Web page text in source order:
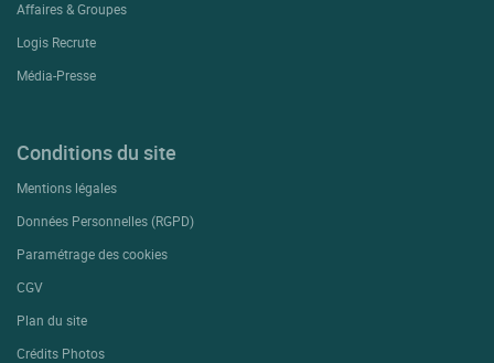
Affaires & Groupes
Logis Recrute
Média-Presse
Conditions du site
Mentions légales
Données Personnelles (RGPD)
Paramétrage des cookies
CGV
Plan du site
Crédits Photos